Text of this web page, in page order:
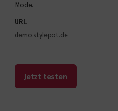
Mode.
URL
demo.stylepot.de
jetzt testen